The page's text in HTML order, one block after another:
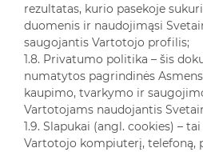
rezultatas, kurio pasekoje
duomenis ir naudojimąsi
saugojantis Vartotojo profilis;
1.8. Privatumo politika – šis
numatytos pagrindinės
kaupimo, tvarkymo ir
Vartotojams naudojantis
1.9. Slapukai (angl. cookies) –
Vartotojo kompiuterį, telefoną,